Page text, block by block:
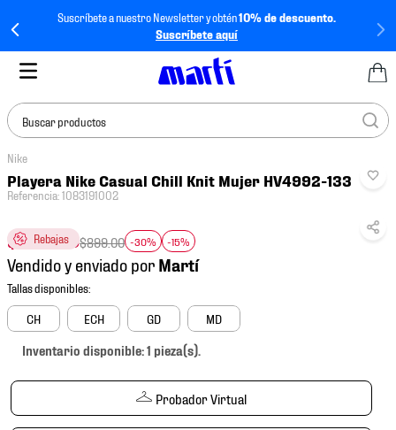
Suscríbete a nuestro Newsletter y obtén10% de descuento.
Suscríbete aquí
Buscar productos
Nike
Playera Nike Casual Chill Knit Mujer HV4992-133
Referencia:1083191002
Rebajas
$534.90$899.00 -30% -15%
Vendido y enviado por
CH ECH GD MD
Inventario disponible: 1 pieza(s).
Probador Virtual
TÉRMINOS MÁS
BUSCADOS
2.
tenis hombre
3
tenis
jersey
5.
tenis futbol